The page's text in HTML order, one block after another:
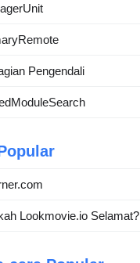
Pengendali
Lookmovie.io Selamat?